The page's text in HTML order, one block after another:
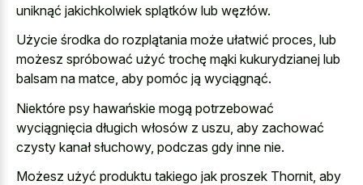
uniknąć jakichkolwiek splątków lub węzłów.
Użycie środka do rozplątania może ułatwić proces, lub
możesz spróbować użyć trochę mąki kukurydzianej lub
balsam na matce, aby pomóc ją wyciągnąć.
Niektóre psy hawańskie mogą potrzebować
wyciągnięcia długich włosów z uszu, aby zachować
czysty kanał słuchowy, podczas gdy inne nie.
Możesz użyć produktu takiego jak proszek Thornit, aby